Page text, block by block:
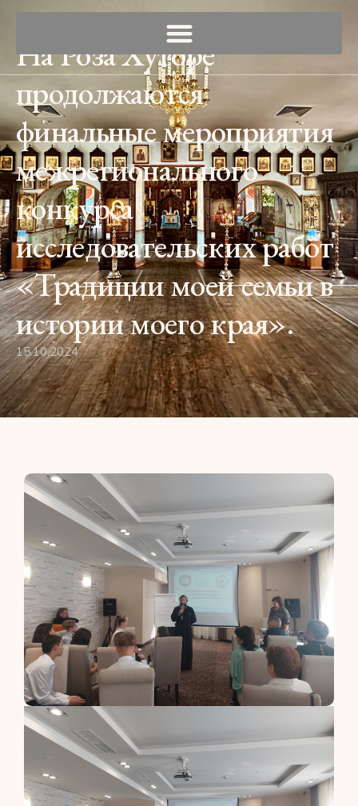
На Роза Хуторе
продолжаются
финальные мероприятия
межрегионального
конкурса
исследовательских работ
«Традиции моей семьи в
истории моего края».
15.10.2024